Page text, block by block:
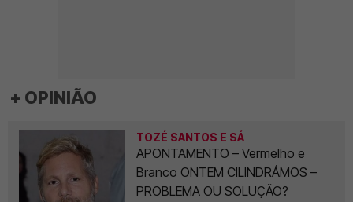
+ OPINIÃO
TOZÉ SANTOS E SÁ
APONTAMENTO – Vermelho e
Branco ONTEM CILINDRÁMOS –
PROBLEMA OU SOLUÇÃO?